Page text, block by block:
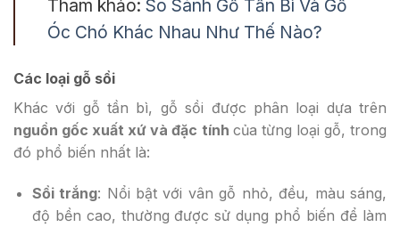
Tham khảo: So Sánh Gỗ Tần Bì Và Gỗ
Óc Chó Khác Nhau Như Thế Nào?
Các loại gỗ sồi
Khác với gỗ tần bì, gỗ sồi được phân loại dựa trên
nguồn gốc xuất xứ và đặc tính của từng loại gỗ, trong
đó phổ biến nhất là:
Sồi trắng: Nổi bật với vân gỗ nhỏ, đều, màu sáng,
độ bền cao, thường được sử dụng phổ biến để làm